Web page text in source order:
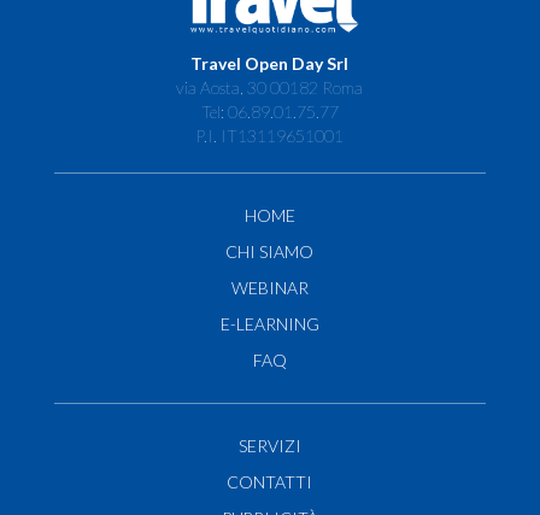
Travel Open Day Srl
via Aosta, 30 00182 Roma
Tel: 06.89.01.75.77
P.I. IT13119651001
HOME
CHI SIAMO
WEBINAR
E-LEARNING
FAQ
SERVIZI
CONTATTI